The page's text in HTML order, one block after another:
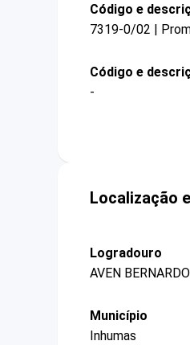
Código e
7319-0/02 |
Código e
-
Localização
Logradouro
AVEN
Município
Inhumas